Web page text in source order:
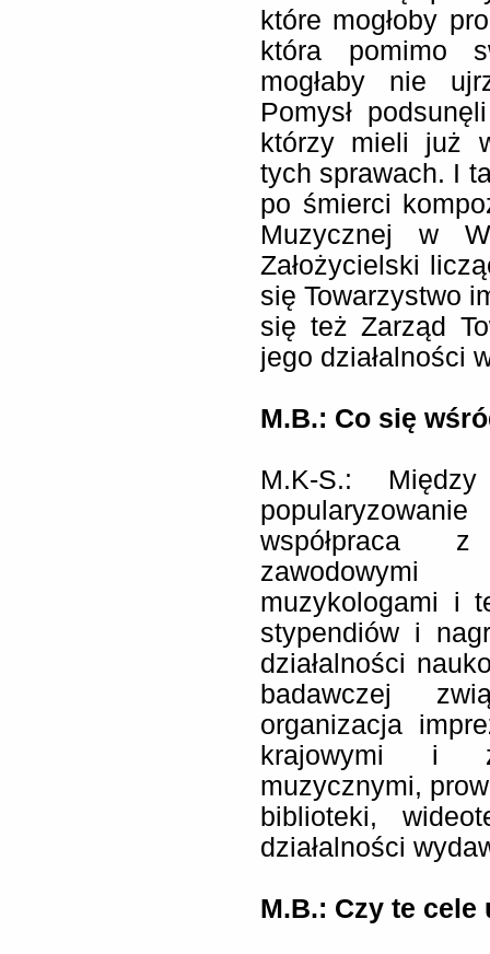
które mogłoby
która pomimo
mogłaby nie
Pomysł
którzy mieli już
tych sprawach. I
po śmierci
Muzycznej w
Założycielski
się Towarzystwo
się też Zarząd
jego działalności
M.B.: Co się
M.K-S.:
współpraca z
zawodowymi
muzykologami i
stypendiów i
działalności
badawczej
organizacja
krajowymi i
muzycznymi,
biblioteki,
działalności
M.B.: Czy te